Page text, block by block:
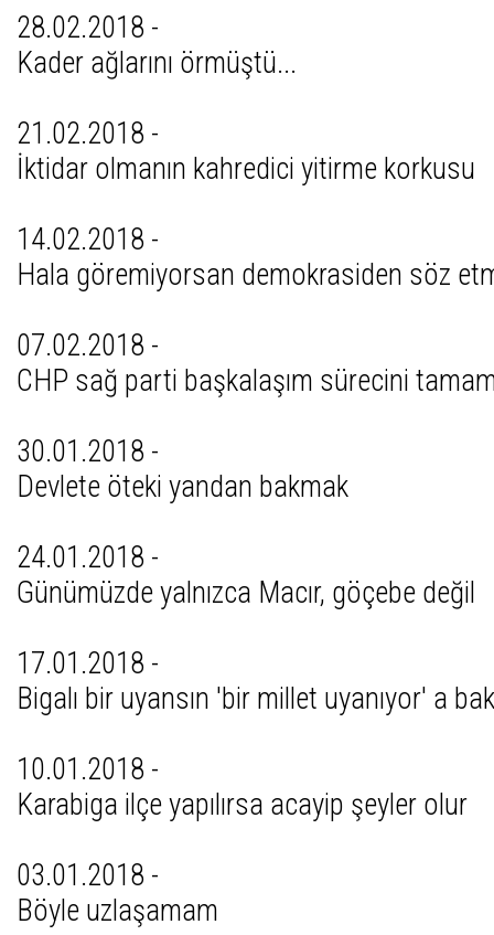
28.02.2018 -
Kader ağlarını örmüştü...
21.02.2018 -
İktidar olmanın kahredici yitirme korkusu
14.02.2018 -
Hala göremiyorsan demokrasiden söz
07.02.2018 -
CHP sağ parti başkalaşım sürecini
30.01.2018 -
Devlete öteki yandan bakmak
24.01.2018 -
Günümüzde yalnızca Macır, göçebe değil
17.01.2018 -
Bigalı bir uyansın 'bir millet uyanıyor' a
10.01.2018 -
Karabiga ilçe yapılırsa acayip şeyler olur
03.01.2018 -
Böyle uzlaşamam